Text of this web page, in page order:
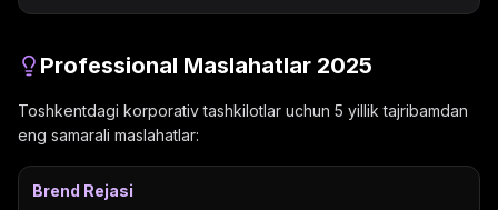
Professional Maslahatlar 2025
Toshkentdagi korporativ tashkilotlar uchun 5 yillik tajribamdan
eng samarali maslahatlar:
Brend Rejasi